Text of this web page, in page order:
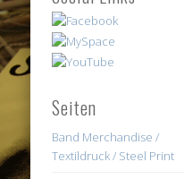
Seiten
Band Merchandise /
Textildruck / Steel Print